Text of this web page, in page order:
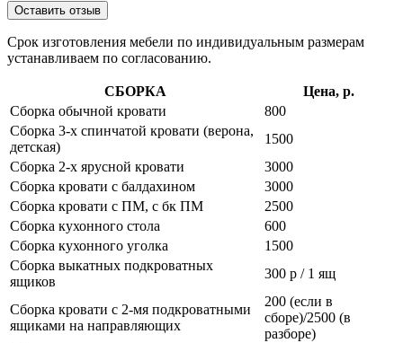
Оставить отзыв
Срок изготовления мебели по индивидуальным размерам
устанавливаем по согласованию.
СБОРКА
Цена, р.
Сборка обычной кровати
800
Сборка 3-х спинчатой кровати (верона,
детская)
1500
Сборка 2-х ярусной кровати
3000
Сборка кровати с балдахином
3000
Сборка кровати с ПМ, с бк ПМ
2500
Сборка кухонного стола
600
Сборка кухонного уголка
1500
Сборка выкатных подкроватных
ящиков
300 р / 1 ящ
Сборка кровати с 2-мя подкроватными
ящиками на направляющих
200 (если в
сборе)/2500 (в
разборе)